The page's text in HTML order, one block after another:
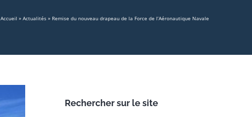
Accueil » Actualités » Remise du nouveau drapeau de la Force de l’Aéronautique Navale
Rechercher sur le site